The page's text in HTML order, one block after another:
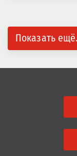
Показать